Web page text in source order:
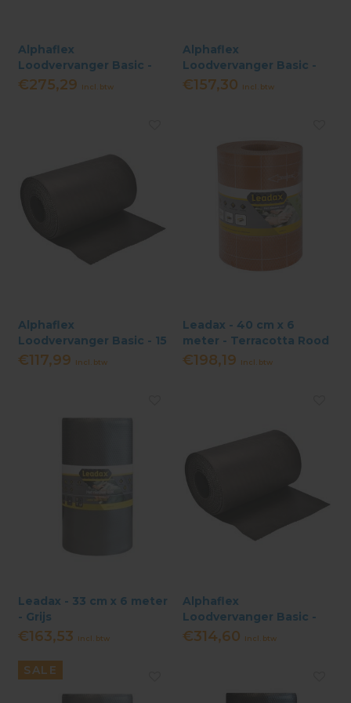
Alphaflex
Loodvervanger Basic -
35 cm x 10 meter - Zwart
€275,29 Incl. btw
Alphaflex
Loodvervanger Basic -
20 cm x 10 meter - Zwart
€157,30 Incl. btw
Alphaflex
Loodvervanger Basic - 15
cm x 10 meter - Zwart
€117,99 Incl. btw
Leadax - 40 cm x 6
meter - Terracotta Rood
€198,19 Incl. btw
Leadax - 33 cm x 6 meter
- Grijs
€163,53 Incl. btw
Alphaflex
Loodvervanger Basic -
40 cm x 10 meter - Zwart
€314,60 Incl. btw
SALE